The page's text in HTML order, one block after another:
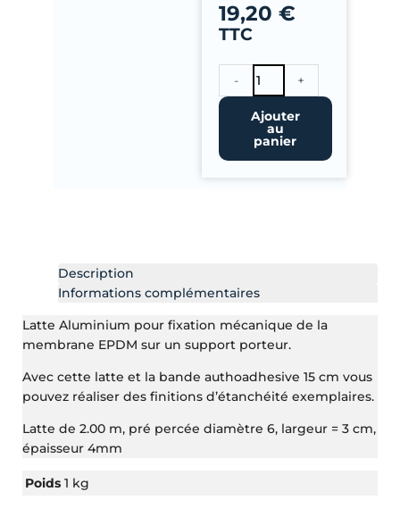
19,20 €
TTC
-
quantité
de
aluminium
2
+
Ajouter
au
panier
Description
Informations complémentaires
Latte Aluminium pour fixation mécanique de la
membrane EPDM sur un support porteur.
Avec cette latte et la bande authoadhesive 15 cm vous
pouvez réaliser des finitions d’étanchéité exemplaires.
Latte de 2.00 m, pré percée diamètre 6, largeur = 3 cm,
épaisseur 4mm
Poids 1 kg